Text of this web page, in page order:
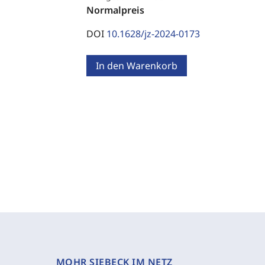
Normalpreis
DOI 10.1628/jz-2024-0173
In den Warenkorb
MOHR SIEBECK IM NETZ